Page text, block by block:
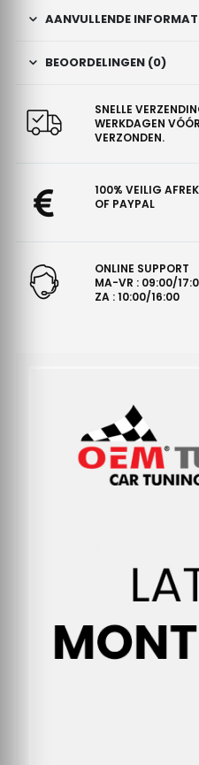
AANVULLENDE
BEOORDELINGEN (0)
SNELLE
WERKDAGEN
VERZONDEN.
100% VEILIG
OF PAYPAL
ONLINE SUPPORT
MA-VR : 09:00/
ZA : 10:00/16:00